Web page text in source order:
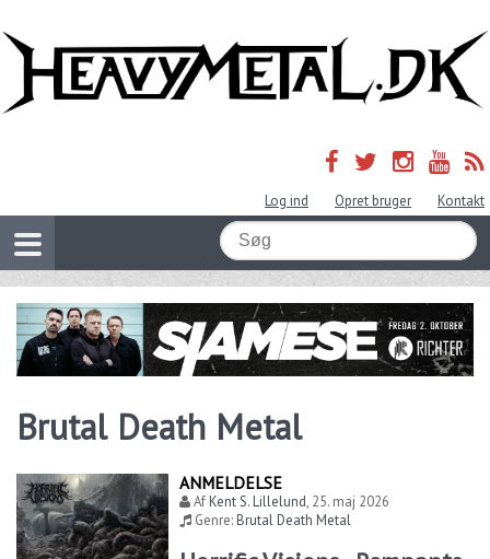
Log ind Opret bruger Kontakt
Brutal Death Metal
ANMELDELSE
AfKent S. Lillelund, 25. maj 2026
Genre:Brutal Death Metal